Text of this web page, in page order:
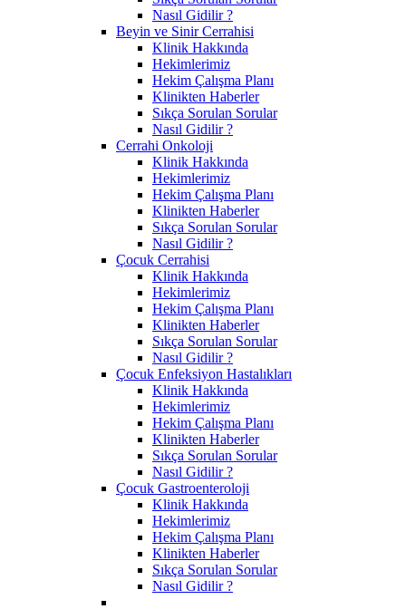
Nasıl Gidilir ?
Beyin ve Sinir Cerrahisi
Klinik Hakkında
Hekimlerimiz
Hekim Çalışma Planı
Klinikten Haberler
Sıkça Sorulan Sorular
Nasıl Gidilir ?
Cerrahi Onkoloji
Klinik Hakkında
Hekimlerimiz
Hekim Çalışma Planı
Klinikten Haberler
Sıkça Sorulan Sorular
Nasıl Gidilir ?
Çocuk Cerrahisi
Klinik Hakkında
Hekimlerimiz
Hekim Çalışma Planı
Klinikten Haberler
Sıkça Sorulan Sorular
Nasıl Gidilir ?
Çocuk Enfeksiyon Hastalıkları
Klinik Hakkında
Hekimlerimiz
Hekim Çalışma Planı
Klinikten Haberler
Sıkça Sorulan Sorular
Nasıl Gidilir ?
Çocuk Gastroenteroloji
Klinik Hakkında
Hekimlerimiz
Hekim Çalışma Planı
Klinikten Haberler
Sıkça Sorulan Sorular
Nasıl Gidilir ?